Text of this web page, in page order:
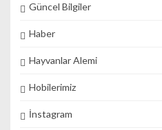
Güncel Bilgiler
Haber
Hayvanlar Alemi
Hobilerimiz
İnstagram